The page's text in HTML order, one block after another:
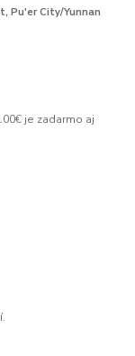
Pu'er City/Yunnan
je zadarmo aj